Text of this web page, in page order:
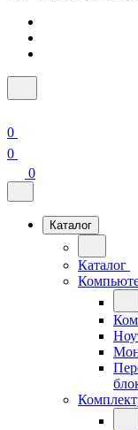
0
0
0
Каталог
Каталог